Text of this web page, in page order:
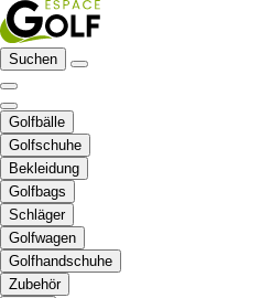
Suchen
Golfbälle
Golfschuhe
Bekleidung
Golfbags
Schläger
Golfwagen
Golfhandschuhe
Zubehör